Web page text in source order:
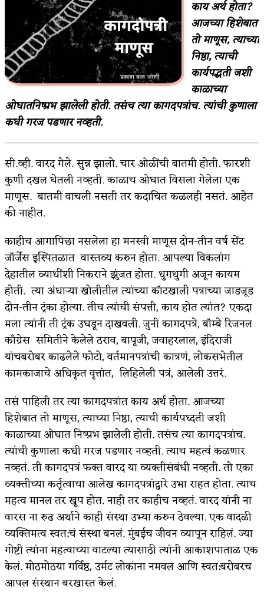
किती घोषणांचा पाऊस होता
कसं हुईन तं हू माय…
काळजाचे प्रेत
चमकदार चांदी
आदिवासींचा डॉक्टर, समाजसेवेचा ध्यास : डॉ. राहुल
डेंग्यू: ताप उतरला म्हणजे धोका टळला असे नाही!
४ जुलै – इतिहासात घडलेल्या महत्त्वाच्या घटना
‘अर्थ’पूर्ण हास्य
अष्टपैलू : खंडू रांगणेकर
अपूर्ण कथा
बुडीच खटलं – संयुक्त कुटुंब का गरजेचं?
काय अर्थ होता?
आजच्या हिशेबात
तो माणूस, त्याच्या
निष्ठा, त्याची
कार्यपद्धती जशी
काळाच्या
ओघातनिष्प्रभ झालेली होती. तसंच त्या कागदपत्रांच. त्यांची कुणाला
कधी गरज पडणार नव्हती.
सी.व्ही. वारद गेले. सुन्न झालो. चार ओळींची बातमी होती. फारशी
कुणी दखल घेतली नव्हती. काळाच ओघात विसला गेलेला एक
माणूस. बातमी वाचली नसती तर कदाचित कळलही नसतं. आहेत
की नाहीत.
काहीच आगापिछा नसलेला हा मनस्वी माणूस दोन-तीन वर्ष सेंट
जॉर्जेस इस्पितळात वास्तव्य करुन होता. आपल्या विकलांग
देहातील व्याधींशी निकराने झुंजत होता. धुगधुगी अजून कायम
होती. त्या अंधाऱ्या खोलीतील त्यांच्या कॉटखाली पत्राच्या जाडजूड
दोन-तीन ट्रंका होत्या. तीच त्यांची संपत्ती, काय होत त्यांत? एकदा
मला त्यांनी ती ट्रंक उघडून दाखवली. जुनी कागदपत्रे, बॉम्बे रिजनल
काँग्रेस समितीने केलेले ठराव, बापूजी, जवाहरलाल, इंदिराजी
यांचबरोबर काढलेले फोटो, वर्तमानपत्रांची कात्रणं, लोकसभेतील
कामकाजाचे अधिकृत वृत्तांत, लिहिलेली पत्रं, आलेली उत्तरं.
तसं पाहिली तर त्या कागदपत्रांत काय अर्थ होता. आजच्या
हिशेबात तो माणूस, त्याच्या निष्ठा, त्याची कार्यपध्दती जशी
काळाच्या ओघात निष्प्रभ झालेली होती. तसंच त्या कागदपत्रांच.
त्यांची कुणाला कधी गरज पडणार नव्हती. त्याच महत्वं कळणार
नव्हतं. ती कागदपत्रं फक्त वारद या व्यक्तीसंबंधी नव्हती. तो एका
व्यक्तीच्या कर्तृत्वाचा आलेख कागदपत्रांद्वारे उभा राहत होता. त्याच
महत्व मानल तर खूप होत. नाही तर काहीच नव्हतं. वारद यांनी ना
वारस ना रुढ अर्थाने काही संस्था उभ्या करुन ठेवल्या. एक वादळी
व्यक्तिमत्व स्वत:चं संस्था बनलं. मुंबईच जीवन व्यापून राहिलं. ज्या
गोष्टी त्यांना महत्वाच्या वाटल्या त्यासाठी त्यांनी आकाशपाताळ एक
केलं. मोठमोठया गर्विष्ठ, उर्मट लोकांना नमवल आणि स्वत:बरोबरच
आपल संस्थान बरखास्त केलं.